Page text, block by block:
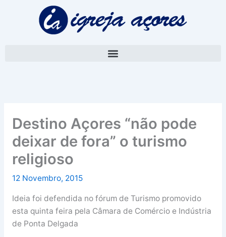
Destino Açores “não pode
deixar de fora” o turismo
religioso
12 Novembro, 2015
Ideia foi defendida no fórum de Turismo promovido
esta quinta feira pela Câmara de Comércio e Indústria
de Ponta Delgada